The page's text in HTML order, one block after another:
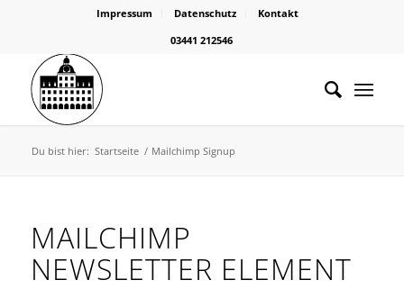
Impressum Datenschutz
Kontakt
03441 212546
Du bist hier: Startseite / Mailchimp Signup
MAILCHIMP
NEWSLETTER ELEMENT